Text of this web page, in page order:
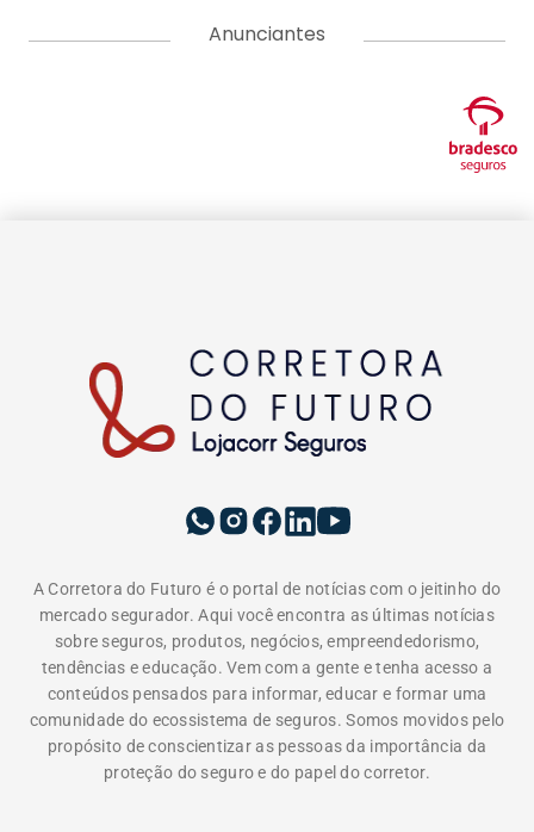
Anunciantes
A Corretora do Futuro é o portal de notícias com o jeitinho do
mercado segurador. Aqui você encontra as últimas notícias
sobre seguros, produtos, negócios, empreendedorismo,
tendências e educação. Vem com a gente e tenha acesso a
conteúdos pensados para informar, educar e formar uma
comunidade do ecossistema de seguros. Somos movidos pelo
propósito de conscientizar as pessoas da importância da
proteção do seguro e do papel do corretor.